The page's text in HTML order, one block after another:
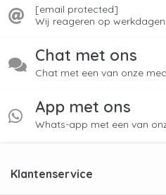
[email protected]
Wij reageren op
Chat met ons
Chat met een van onze
App met ons
Whats-app met een van
Klantenservice